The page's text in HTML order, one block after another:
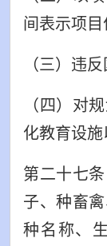
间表示项目
（三）违
（四）对
化教育设施
第二十七
子、种畜
种名称、